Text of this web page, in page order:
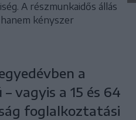
A részmunkaidős állás
kényszer
a
vagyis a 15 és 64
foglalkoztatási